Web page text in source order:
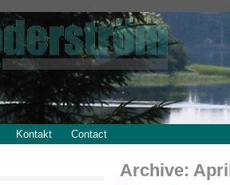
Kontakt Contact
Archive: